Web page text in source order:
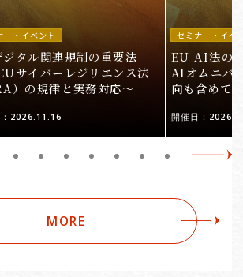
ー・イベント
タル関連規制の重要法
サイバーレジリエンス法
）の規律と実務対応〜
2026.11.16
セミナー・イベ
EU AI法の
AIオムニバ
向も含めて
開催日：
MORE